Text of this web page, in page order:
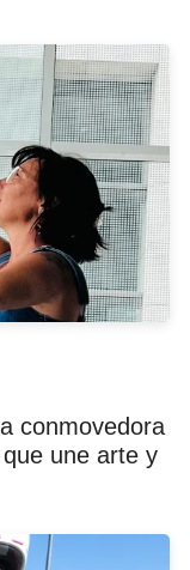
conmovedora
une arte y